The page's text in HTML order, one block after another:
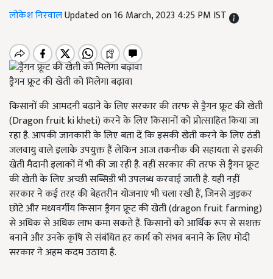
लोकेश निरवालUpdated on 16 March, 2023 4:25 PM IST
ड्रैगन फ्रूट की खेती को मिलेगा बढ़ावा
किसानों की आमदनी बढ़ाने के लिए सरकार की तरफ से ड्रैगन फ्रूट की खेती
(Dragon fruit ki kheti) करने के लिए किसानों को प्रोत्साहित किया जा
रहा है. आपकी जानकारी के लिए बता दें कि इसकी खेती करने के लिए ठंडी
जलवायु वाले इलाके उपयुक्त हैं लेकिन आज तकनीक की सहायता से इसकी
खेती मैदानी इलाकों में भी की जा रही है. वहीं सरकार की तरफ से ड्रैगन फ्रूट
की खेती के लिए अच्छी सब्सिडी भी उपलब्ध करवाई जाती है. यही नहीं
सरकार ने कई तरह की बेहतरीन योजनाएं भी चला रखी हैं, जिनसे जुड़कर
छोटे और मध्यवर्गीय किसान ड्रैगन फ्रूट की खेती (dragon fruit farming)
से अधिक से अधिक लाभ कमा सकते हैं. किसानों को आर्थिक रूप से सशक्त
बनाने और उनके कृषि से संबंधित हर कार्य को संभव बनाने के लिए मोदी
सरकार ने अहम कदम उठाया है.